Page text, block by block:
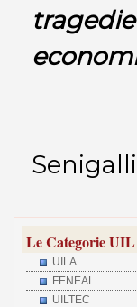
Le Categorie UIL
UILA
FENEAL
UILTEC